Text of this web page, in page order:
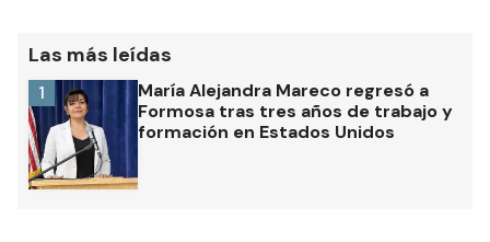
Las más leídas
María Alejandra Mareco regresó a
Formosa tras tres años de trabajo y
formación en Estados Unidos
1